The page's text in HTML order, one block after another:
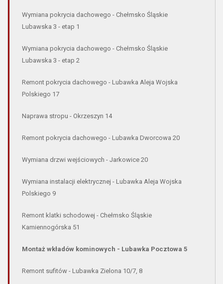
Wymiana pokrycia dachowego - Chełmsko Śląskie
Lubawska 3 - etap 1
Wymiana pokrycia dachowego - Chełmsko Śląskie
Lubawska 3 - etap 2
Remont pokrycia dachowego - Lubawka Aleja Wojska
Polskiego 17
Naprawa stropu - Okrzeszyn 14
Remont pokrycia dachowego - Lubawka Dworcowa 20
Wymiana drzwi wejściowych - Jarkowice 20
Wymiana instalacji elektrycznej - Lubawka Aleja Wojska
Polskiego 9
Remont klatki schodowej - Chełmsko Śląskie
Kamiennogórska 51
Montaż wkładów kominowych - Lubawka Pocztowa 5
Remont sufitów - Lubawka Zielona 10/7, 8